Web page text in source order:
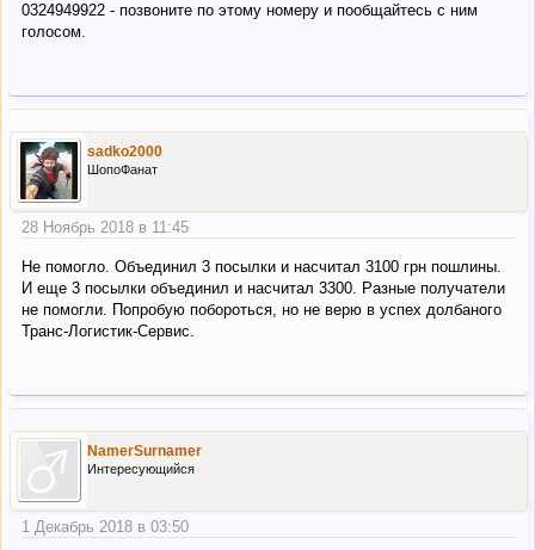
0324949922 - позвоните по этому номеру и пообщайтесь с ним
голосом.
sadko2000
ШопоФанат
28 Ноябрь 2018 в 11:45
Не помогло. Объединил 3 посылки и насчитал 3100 грн пошлины.
И еще 3 посылки объединил и насчитал 3300. Разные получатели
не помогли. Попробую побороться, но не верю в успех долбаного
Транс-Логистик-Сервис.
NamerSurnamer
Интересующийся
1 Декабрь 2018 в 03:50